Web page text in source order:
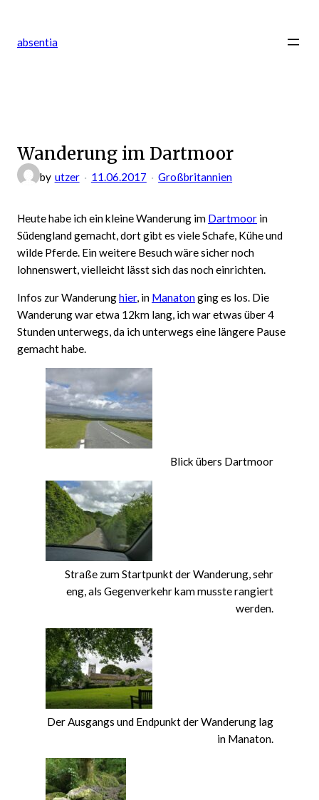
springen
absentia
Wanderung im Dartmoor
by utzer 11.06.2017 Großbritannien
Heute habe ich ein kleine Wanderung im Dartmoor in
Südengland gemacht, dort gibt es viele Schafe, Kühe und
wilde Pferde. Ein weitere Besuch wäre sicher noch
lohnenswert, vielleicht lässt sich das noch einrichten.
Infos zur Wanderunghier, in Manatonging es los. Die
Wanderung war etwa 12km lang, ich war etwas über 4
Stunden unterwegs, da ich unterwegs eine längere Pause
gemacht habe.
Blick übers Dartmoor
Straße zum Startpunkt der Wanderung, sehr
eng, als Gegenverkehr kam musste rangiert
werden.
Der Ausgangs und Endpunkt der Wanderung lag
in Manaton.